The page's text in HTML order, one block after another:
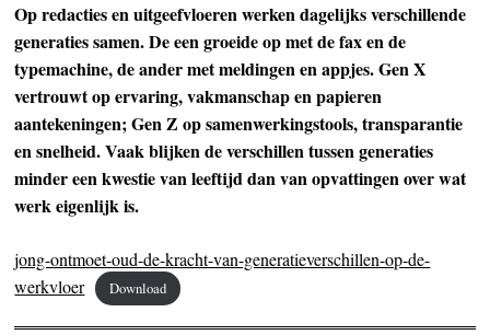
Op redacties en uitgeefvloeren werken dagelijks verschillende
generaties samen. De een groeide op met de fax en de
typemachine, de ander met meldingen en appjes. Gen X
vertrouwt op ervaring, vakmanschap en papieren
aantekeningen; Gen Z op samenwerkingstools, transparantie
en snelheid. Vaak blijken de verschillen tussen generaties
minder een kwestie van leeftijd dan van opvattingen over wat
werk eigenlijk is.
jong-ontmoet-oud-de-kracht-van-generatieverschillen-op-de-
werkvloer
Download